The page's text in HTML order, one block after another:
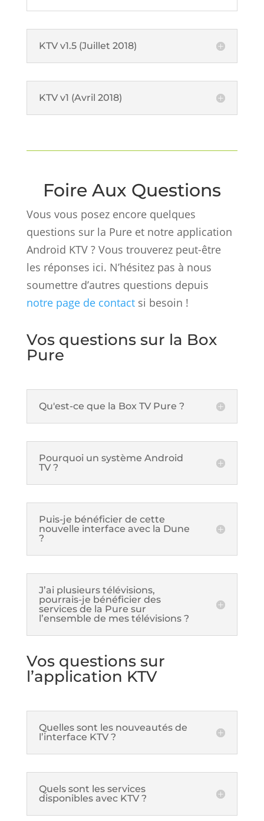
KTV v1.5 (Juillet 2018)
KTV v1 (Avril 2018)
Foire Aux Questions
Vous vous posez encore quelques
questions sur la Pure et notre application
Android KTV ? Vous trouverez peut-être
les réponses ici. N’hésitez pas à nous
soumettre d’autres questions depuis
notre page de contactsi besoin !
Vos questions sur la Box
Pure
Qu'est-ce que la Box TV Pure ?
Pourquoi un système Android
TV ?
Puis-je bénéficier de cette
nouvelle interface avec la Dune
?
J’ai plusieurs télévisions,
pourrais-je bénéficier des
services de la Pure sur
l’ensemble de mes télévisions ?
Vos questions sur
l’application KTV
Quelles sont les nouveautés de
l’interface KTV ?
Quels sont les services
disponibles avec KTV ?